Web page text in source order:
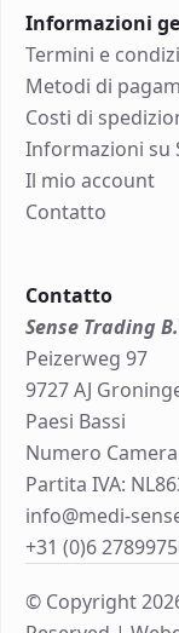
Informazioni
Termini e
Metodi di
Costi di
Informazioni su
Il mio account
Contatto
Contatto
Sense Trading
Peizerweg 97
9727 AJ
Paesi Bassi
Numero
Partita IVA:
info@medi-
+31 (0)6
© Copyright